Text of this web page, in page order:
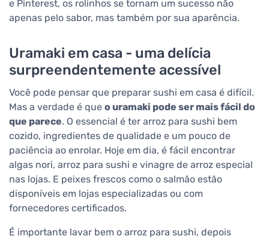
e Pinterest, os rolinhos se tornam um sucesso não
apenas pelo sabor, mas também por sua aparência.
Uramaki em casa - uma delícia
surpreendentemente acessível
Você pode pensar que preparar sushi em casa é difícil.
Mas a verdade é que o uramaki pode ser mais fácil do
que parece. O essencial é ter arroz para sushi bem
cozido, ingredientes de qualidade e um pouco de
paciência ao enrolar. Hoje em dia, é fácil encontrar
algas nori, arroz para sushi e vinagre de arroz especial
nas lojas. E peixes frescos como o salmão estão
disponíveis em lojas especializadas ou com
fornecedores certificados.
É importante lavar bem o arroz para sushi, depois